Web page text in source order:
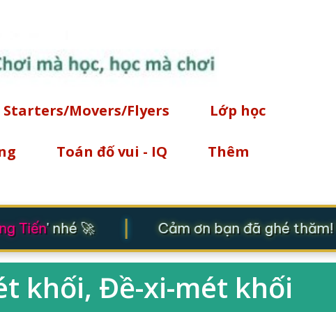
Starters/Movers/Flyers Lớp học
Toán đố vui - IQ Thêm
Tiến' nhé 🚀 Cảm ơn bạn đã ghé thăm!
khối, Đề-xi-mét khối